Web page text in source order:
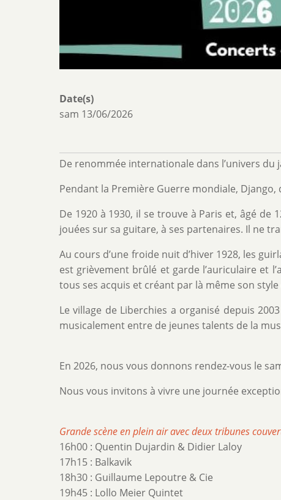
Date(s)
sam 13/06/2026
De renommée internationale dans l’univers du
Pendant la Première Guerre mondiale, Django,
De 1920 à 1930, il se trouve à Paris et, âgé
jouées sur sa guitare, à ses partenaires. Il ne
Au cours d’une froide nuit d’hiver 1928, les
est grièvement brûlé et garde l’auriculaire et
tous ses acquis et créant par là même son
Le village de Liberchies a organisé depuis
musicalement entre de jeunes talents de la
En 2026, nous vous donnons rendez-vous le
Nous vous invitons à vivre une journée
Grande scène en plein air avec deux tribunes
16h00 : Quentin Dujardin & Didier Laloy
17h15 : Balkavik
18h30 : Guillaume Lepoutre & Cie
19h45 : Lollo Meier Quintet